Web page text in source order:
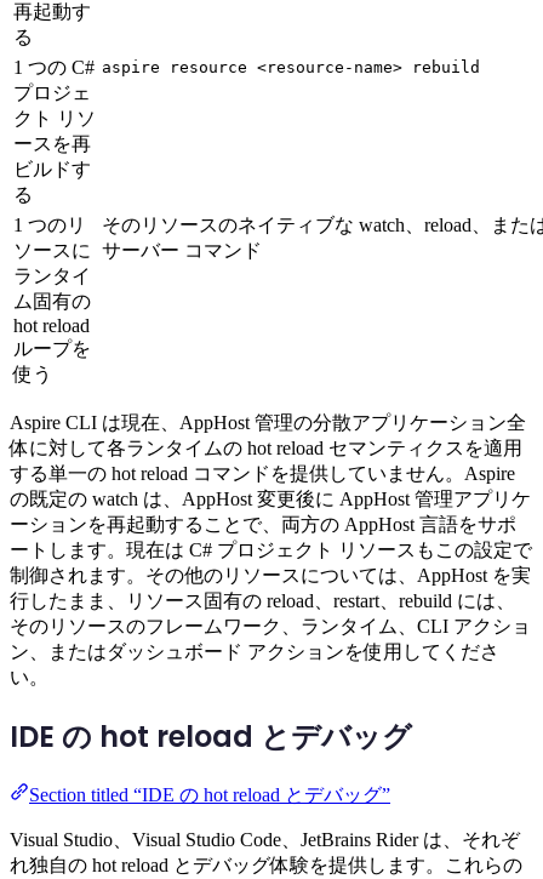
再起動す
る
1 つの C#
プロジェ
クト リソ
ースを再
ビルドす
る
aspire resource <resource-name> rebuild
1 つのリ
ソースに
ランタイ
ム固有の
hot reload
ループを
使う
そのリソースのネイティブな watch、reload、また
サーバー コマンド
Aspire CLI は現在、AppHost 管理の分散アプリケーション全
体に対して各ランタイムの hot reload セマンティクスを適用
する単一の hot reload コマンドを提供していません。Aspire
の既定の watch は、AppHost 変更後に AppHost 管理アプリケ
ーションを再起動することで、両方の AppHost 言語をサポ
ートします。現在は C# プロジェクト リソースもこの設定で
制御されます。その他のリソースについては、AppHost を実
行したまま、リソース固有の reload、restart、rebuild には、
そのリソースのフレームワーク、ランタイム、CLI アクショ
ン、またはダッシュボード アクションを使用してくださ
い。
IDE の hot reload とデバッグ
Section titled “IDE の hot reload とデバッグ”
Visual Studio、Visual Studio Code、JetBrains Rider は、それぞ
れ独自の hot reload とデバッグ体験を提供します。これらの